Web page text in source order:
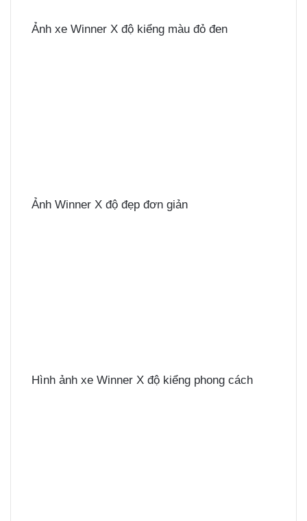
Ảnh xe Winner X độ kiểng màu đỏ đen
Ảnh Winner X độ đẹp đơn giản
Hình ảnh xe Winner X độ kiểng phong cách